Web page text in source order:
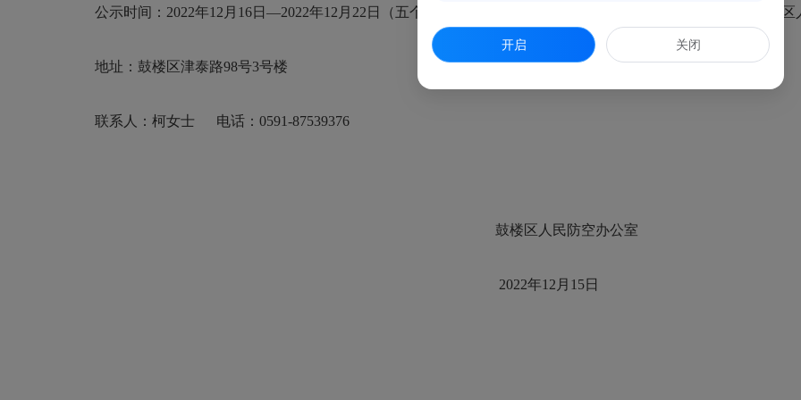
公示时间：2022年12 月 16日—2022年12 月 22 日（五个工作日）。如对结果有异议者，请于公示结束前，向鼓楼区
地址：鼓楼区津泰路98号3号楼
联系人： 柯女士 电话：0591-87539376
鼓楼区人民防空办公室
2022年12 月 15日
开启 关闭